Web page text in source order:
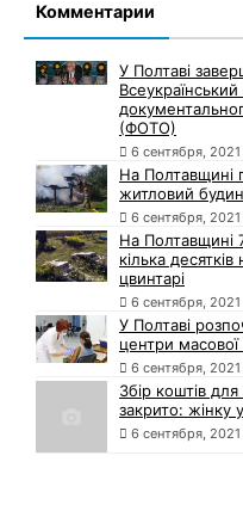
Комментарии
У Полтаві
(ФОТО)
6 сентября, 2021
На Полтавщині
житловий
6 сентября, 2021
На Полтавщині
кілька
цвинтарі
6 сентября, 2021
У Полтаві
центри масової
6 сентября, 2021
Збір коштів
закрито: жінку
6 сентября, 2021